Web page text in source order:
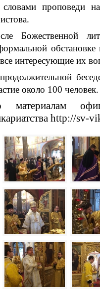
проповеди
Божественной
интересующие их
около 100 человек.
материалам
http://sv-